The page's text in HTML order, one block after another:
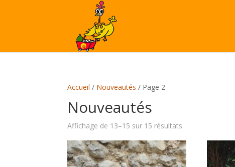
Accueil / Nouveautés / Page 2
Nouveautés
Affichage de 13–15 sur 15 résultats